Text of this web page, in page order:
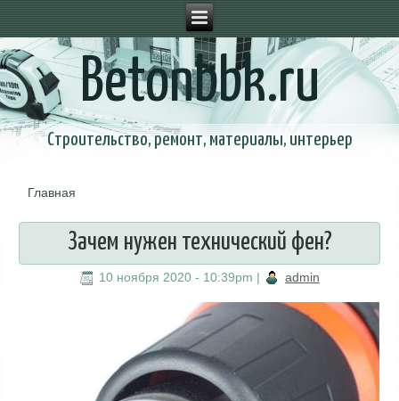
Betonbbk.ru
Строительство, ремонт, материалы, интерьер
Главная
Зачем нужен технический фен?
10 ноября 2020 - 10:39pm | admin